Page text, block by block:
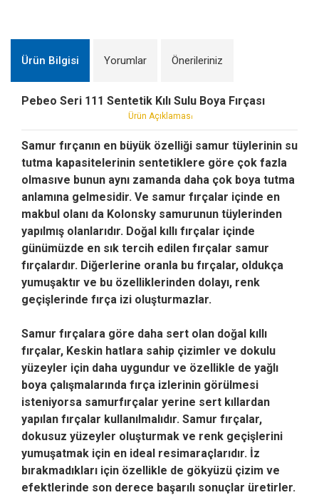
Ürün Bilgisi Yorumlar Önerileriniz
Pebeo Seri 111 Sentetik Kılı Sulu Boya Fırçası
Ürün Açıklaması
Samur fırçanın en büyük özelliği samur tüylerinin su
tutma kapasitelerinin sentetiklere göre çok fazla
olmasıve bunun aynı zamanda daha çok boya tutma
anlamına gelmesidir. Ve samur fırçalar içinde en
makbul olanı da Kolonsky samurunun tüylerinden
yapılmış olanlarıdır. Doğal kıllı fırçalar içinde
günümüzde en sık tercih edilen fırçalar samur
fırçalardır. Diğerlerine oranla bu fırçalar, oldukça
yumuşaktır ve bu özelliklerinden dolayı, renk
geçişlerinde fırça izi oluşturmazlar.
Samur fırçalara göre daha sert olan doğal kıllı
fırçalar, Keskin hatlara sahip çizimler ve dokulu
yüzeyler için daha uygundur ve özellikle de yağlı
boya çalışmalarında fırça izlerinin görülmesi
isteniyorsa samurfırçalar yerine sert kıllardan
yapılan fırçalar kullanılmalıdır. Samur fırçalar,
dokusuz yüzeyler oluşturmak ve renk geçişlerini
yumuşatmak için en ideal resimaraçlarıdır. İz
bırakmadıkları için özellikle de gökyüzü çizim ve
efektlerinde son derece başarılı sonuçlar üretirler.